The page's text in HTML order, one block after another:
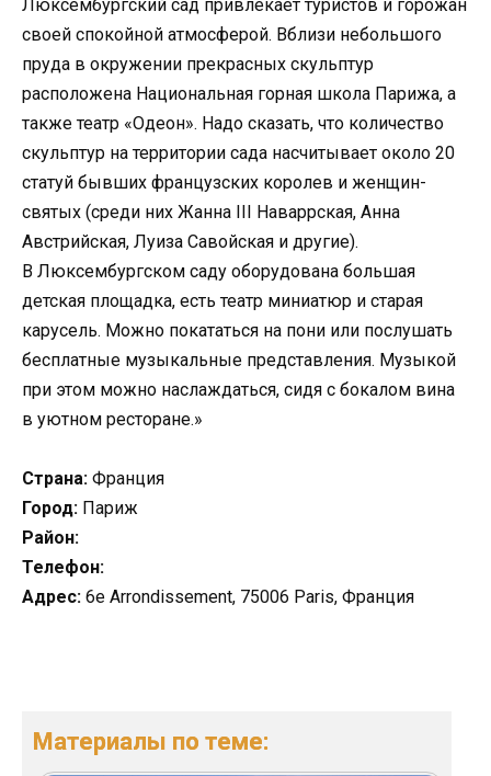
Люксембургский сад привлекает туристов и горожан
своей спокойной атмосферой. Вблизи небольшого
пруда в окружении прекрасных скульптур
расположена Национальная горная школа Парижа, а
также театр «Одеон». Надо сказать, что количество
скульптур на территории сада насчитывает около 20
статуй бывших французских королев и женщин-
святых (среди них Жанна III Наваррская, Анна
Австрийская, Луиза Савойская и другие).
В Люксембургском саду оборудована большая
детская площадка, есть театр миниатюр и старая
карусель. Можно покататься на пони или послушать
бесплатные музыкальные представления. Музыкой
при этом можно наслаждаться, сидя с бокалом вина
в уютном ресторане.»
Страна: Франция
Город: Париж
Район:
Телефон:
Адрес: 6e Arrondissement, 75006 Paris, Франция
Материалы по теме: